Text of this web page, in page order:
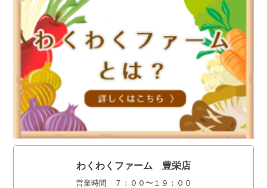
わくわくファーム 豊栄店
営業時間 ７：００〜１９：００